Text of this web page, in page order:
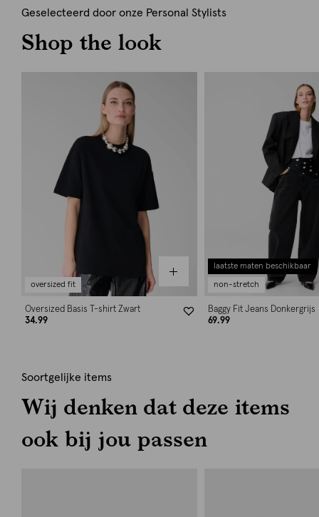
Geselecteerd door onze Personal Stylists
Shop the look
oversized fit
Oversized Basis T-shirt Zwart
34.99
laatste maten beschikbaar
non-stretch
Baggy Fit Jeans Donkergrijs
69.99
Soortgelijke items
Wij denken dat deze items
ook bij jou passen